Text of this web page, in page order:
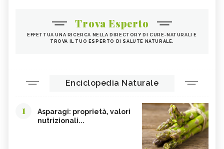
Trova Esperto
EFFETTUA UNA RICERCA NELLA DIRECTORY DI CURE-NATURALI E
TROVA IL TUO ESPERTO DI SALUTE NATURALE.
Enciclopedia Naturale
1
Asparagi: proprietà, valori
nutrizionali...